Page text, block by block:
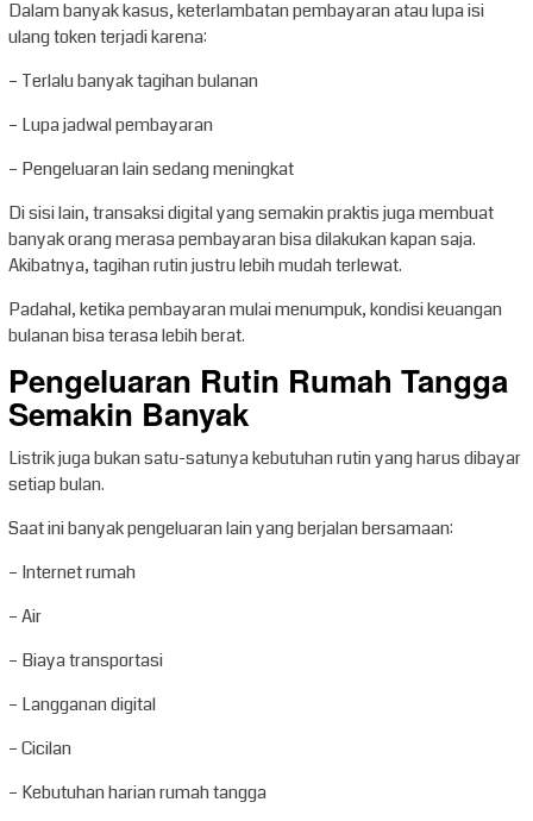
Dalam banyak kasus, keterlambatan pembayaran atau lupa isi
ulang token terjadi karena:
– Terlalu banyak tagihan bulanan
– Lupa jadwal pembayaran
– Pengeluaran lain sedang meningkat
Di sisi lain, transaksi digital yang semakin praktis juga membuat
banyak orang merasa pembayaran bisa dilakukan kapan saja.
Akibatnya, tagihan rutin justru lebih mudah terlewat.
Padahal, ketika pembayaran mulai menumpuk, kondisi keuangan
bulanan bisa terasa lebih berat.
Pengeluaran Rutin Rumah Tangga
Semakin Banyak
Listrik juga bukan satu-satunya kebutuhan rutin yang harus dibayar
setiap bulan.
Saat ini banyak pengeluaran lain yang berjalan bersamaan:
– Internet rumah
– Air
– Biaya transportasi
– Langganan digital
– Cicilan
– Kebutuhan harian rumah tangga